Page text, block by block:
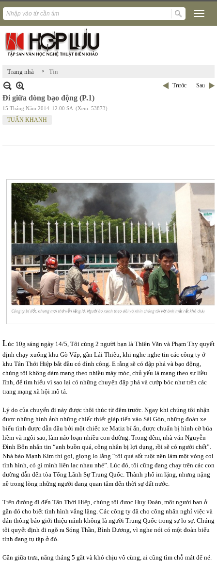
Trang nhà › Tin
Trước Sau
Đi giữa dòng bạo động (P.1)
15 Tháng Năm 2014 12:00 SA (Xem: 53873)
TUẤN KHANH
Lúc 10g sáng ngày 14/5, Tôi cùng 2 người bạn là Thiên Văn và Phạm Thy quyết
định chạy xuống khu Gò Vấp, gần Lái Thiêu, khi nghe nghe tin các công ty ở
khu Tân Thới Hiệp bắt đầu có đình công. E rằng sẽ có đập phá và bạo động,
chúng tôi không dám mang theo nhiều máy móc, chủ yếu là mang theo sự liều
lĩnh, để tìm hiểu vì sao lại có những chuyện đập phá và cướp bóc như trên các
trang mạng xã hội mô tả.
Lý do của chuyến đi này được thôi thúc từ đêm trước. Ngay khi chúng tôi nhận
được những hình ảnh những chiếc thiết giáp tiến vào Sài Gòn, những đoàn xe
biểu tình được dẫn đầu bởi một chiếc xe Matiz bí ẩn, được chuẩn bị hình cờ búa
liềm và ngôi sao, làm náo loạn nhiều con đường. Trong đêm, nhà văn Nguyễn
Đình Bổn nhắn tin “anh buồn quá, công nhân bị lợi dụng, rồi sẽ có người chết”.
Nhà báo Mạnh Kim thì gọi, giọng lo lắng “tôi quá sốt ruột nên làm một vòng coi
tình hình, có gì mình liên lạc nhau nhé”. Lúc đó, tôi cũng đang chạy trên các con
đường dẫn đến tòa Tổng Lãnh Sự Trung Quốc. Thành phố im lặng, nhưng nặng
nề trong lòng những người đang quan tâm đến thời sự đất nước.
Trên đường đi đến Tân Thới Hiệp, chúng tôi được Huy Đoàn, một người bạn ở
gần đó cho biết tình hình vắng lặng. Các công ty đã cho công nhân nghỉ việc và
dán thông báo giới thiệu mình không là người Trung Quốc trong sự lo sợ. Chúng
tôi quyết định đi ngõ ra Sóng Thần, Bình Dương, vì nghe nói có một đoàn biểu
tình đang tụ tập ở đó.
Gần giữa trưa, nắng tháng 5 gắt và khó chịu vô cùng, ai cũng tìm chỗ mát để né.